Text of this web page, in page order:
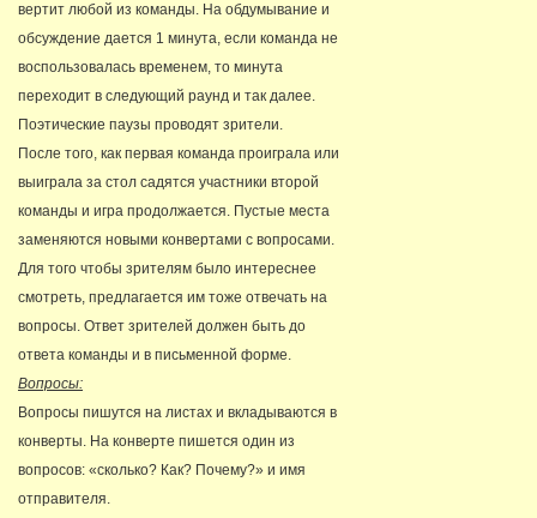
вертит любой из команды. На обдумывание и
обсуждение дается 1 минута, если команда не
воспользовалась временем, то минута
переходит в следующий раунд и так далее.
Поэтические паузы проводят зрители.
После того, как первая команда проиграла или
выиграла за стол садятся участники второй
команды и игра продолжается. Пустые места
заменяются новыми конвертами с вопросами.
Для того чтобы зрителям было интереснее
смотреть, предлагается им тоже отвечать на
вопросы. Ответ зрителей должен быть до
ответа команды и в письменной форме.
Вопросы:
Вопросы пишутся на листах и вкладываются в
конверты. На конверте пишется один из
вопросов: «сколько? Как? Почему?» и имя
отправителя.